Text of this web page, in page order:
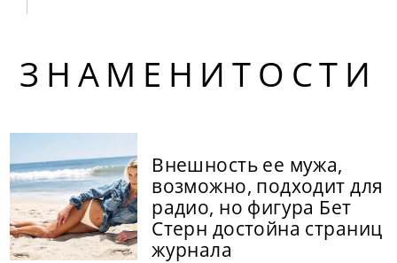
ЗНАМЕНИТОСТИ
Внешность ее мужа,
возможно, подходит для
радио, но фигура Бет
Стерн достойна страниц
журнала